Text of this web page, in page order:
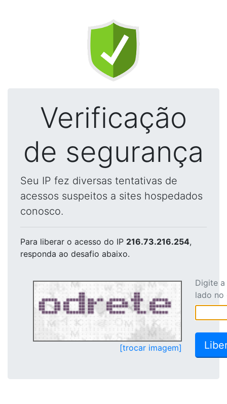
Verificação
de segurança
Seu IP fez diversas tentativas de
acessos suspeitos a sites hospedados
conosco.
Para liberar o acesso do IP 216.73.216.254,
responda ao desafio abaixo.
[trocar imagem]
Digite
lado no